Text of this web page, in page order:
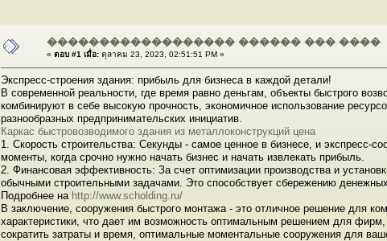
������������������ ������ ��� ����
« ตอบ #1 เมื่อ: ตุลาคม 23, 2023, 02:51:51 PM »
Экспресс-строения здания: прибыль для бизнеса в каждой детали!
В современной реальности, где время равно деньгам, объекты быстрого
комбинируют в себе высокую прочность, экономичное использование
разнообразных предпринимательских инициатив.
Каркас быстровозводимого здания из металлоконструкций цена
1. Скорость строительства: Секунды - самое ценное в бизнесе, и экспресс-
моменты, когда срочно нужно начать бизнес и начать извлекать прибыль.
2. Финансовая эффективность: За счет оптимизации производства и
обычными строительными задачами. Это способствует сбережению
Подробнее на http://www.scholding.ru/
В заключение, сооружения быстрого монтажа - это отличное решение для
характеристики, что дает им возможность оптимальным решением для
сократить затраты и время, оптимальные моментальные сооружения для